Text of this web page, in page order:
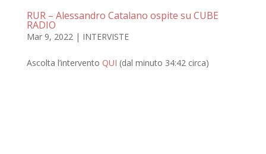
RUR – Alessandro Catalano ospite su CUBE
RADIO
Mar 9, 2022| INTERVISTE
Ascolta l’intervento QUI (dal minuto 34:42 circa)